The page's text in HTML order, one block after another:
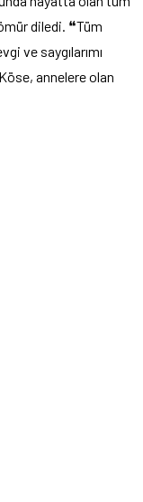
diledi. ❝Tüm
ve saygılarımı
annelere olan